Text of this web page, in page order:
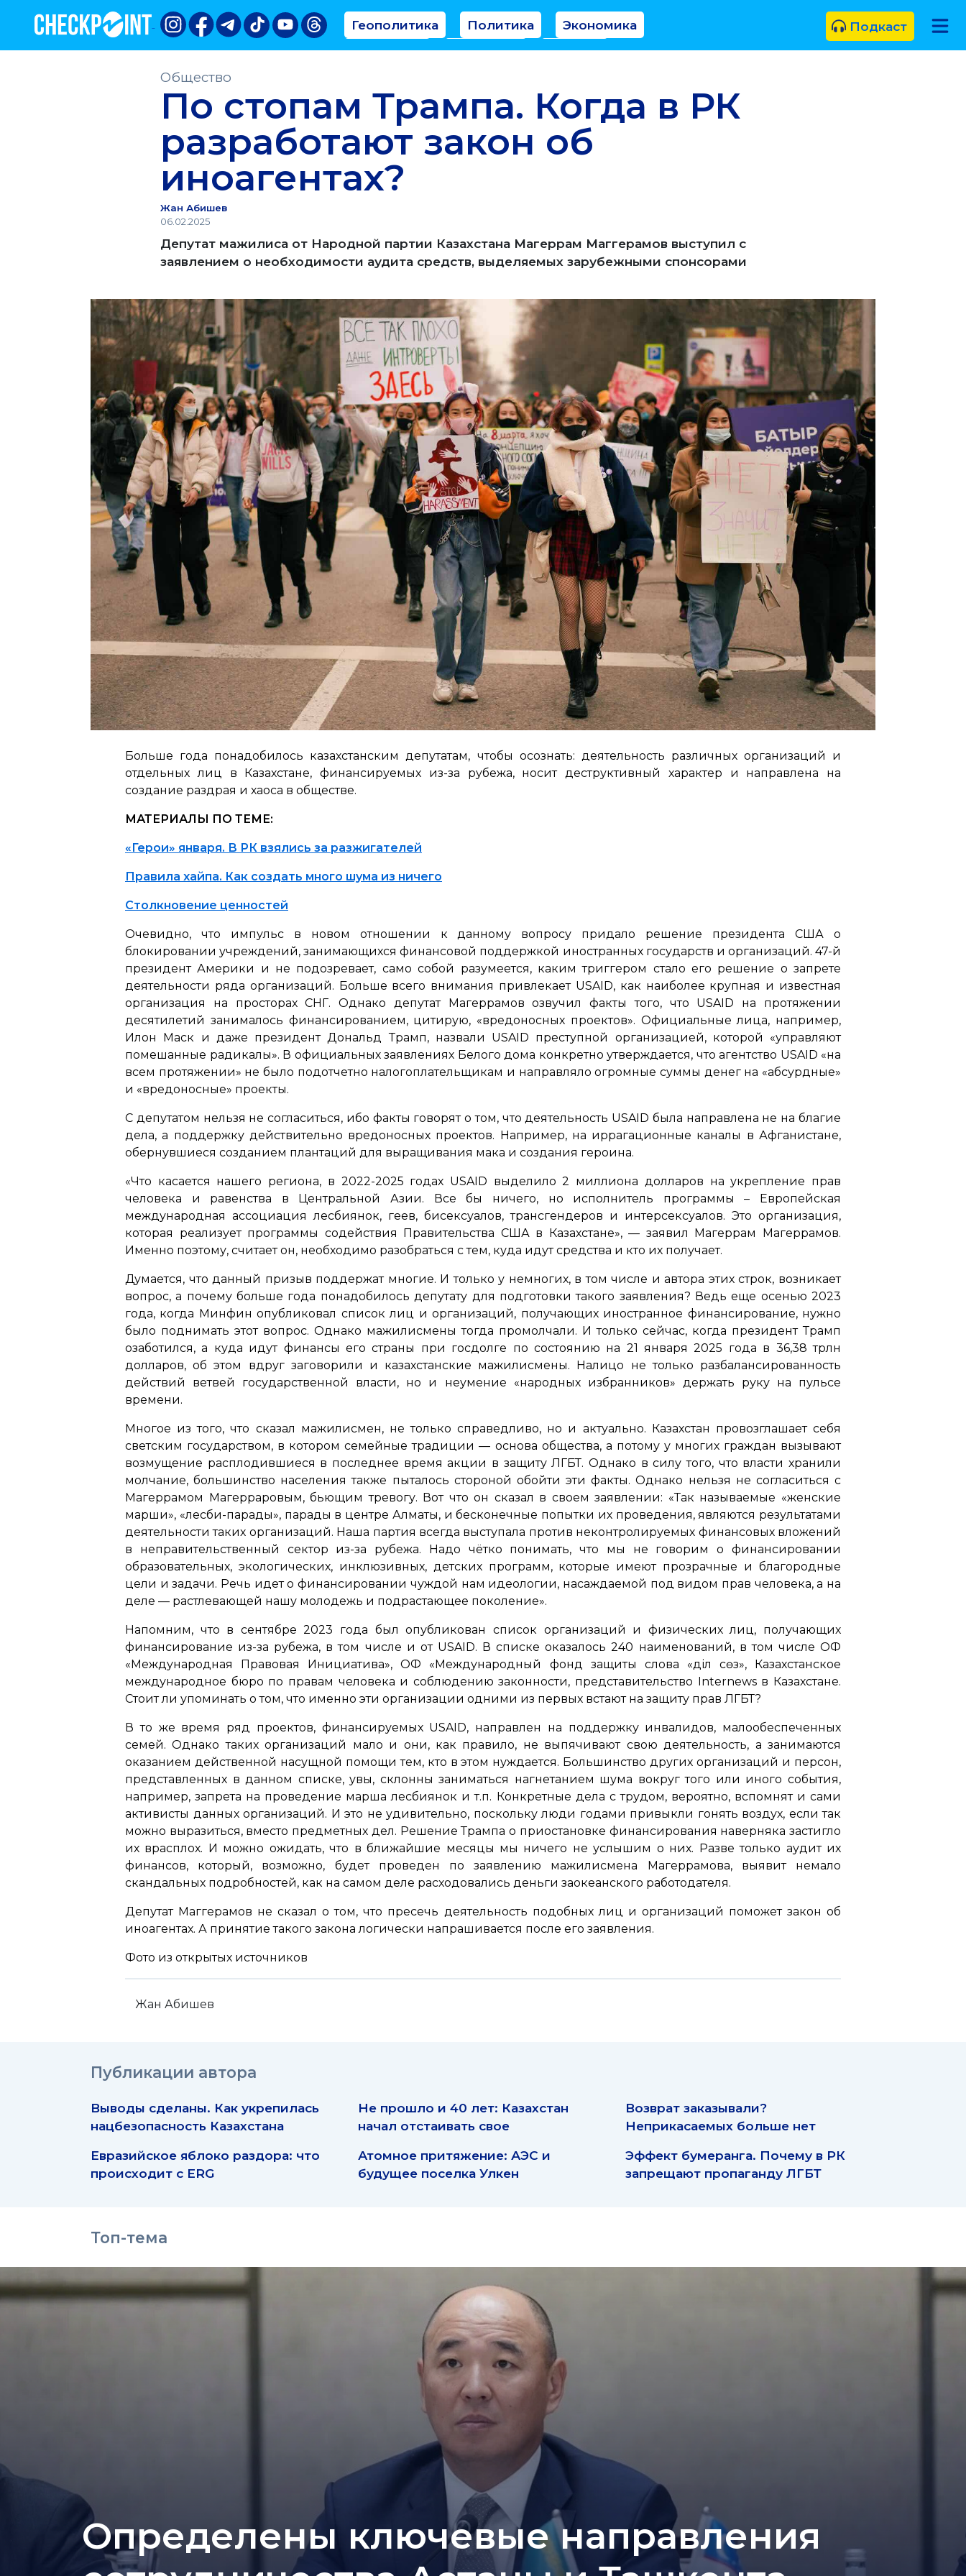
Геополитика Политика
Экономика
Аналитика
Интервью Мнение
Подкаст
Общество
По стопам Трампа. Когда в РК
разработают закон об
иноагентах?
Жан Абишев
06.02.2025
Депутат мажилиса от Народной партии Казахстана Магеррам Маггерамов выступил с
заявлением о необходимости аудита средств, выделяемых зарубежными спонсорами
Больше года понадобилось казахстанским депутатам, чтобы осознать: деятельность различных организаций и
отдельных лиц в Казахстане, финансируемых из-за рубежа, носит деструктивный характер и направлена на
создание раздрая и хаоса в обществе.
МАТЕРИАЛЫ ПО ТЕМЕ:
«Герои» января. В РК взялись за разжигателей
Правила хайпа. Как создать много шума из ничего
Столкновение ценностей
Очевидно, что импульс в новом отношении к данному вопросу придало решение президента США о
блокировании учреждений, занимающихся финансовой поддержкой иностранных государств и организаций. 47-й
президент Америки и не подозревает, само собой разумеется, каким триггером стало его решение о запрете
деятельности ряда организаций. Больше всего внимания привлекает USAID, как наиболее крупная и известная
организация на просторах СНГ. Однако депутат Магеррамов озвучил факты того, что USAID на протяжении
десятилетий занималось финансированием, цитирую, «вредоносных проектов». Официальные лица, например,
Илон Маск и даже президент Дональд Трамп, назвали USAID преступной организацией, которой «управляют
помешанные радикалы». В официальных заявлениях Белого дома конкретно утверждается, что агентство USAID «на
всем протяжении» не было подотчетно налогоплательщикам и направляло огромные суммы денег на «абсурдные»
и «вредоносные» проекты.
С депутатом нельзя не согласиться, ибо факты говорят о том, что деятельность USAID была направлена не на благие
дела, а поддержку действительно вредоносных проектов. Например, на иррагационные каналы в Афганистане,
обернувшиеся созданием плантаций для выращивания мака и создания героина.
«Что касается нашего региона, в 2022-2025 годах USAID выделило 2 миллиона долларов на укрепление прав
человека и равенства в Центральной Азии. Все бы ничего, но исполнитель программы – Европейская
международная ассоциация лесбиянок, геев, бисексуалов, трансгендеров и интерсексуалов. Это организация,
которая реализует программы содействия Правительства США в Казахстане», — заявил Магеррам Магеррамов.
Именно поэтому, считает он, необходимо разобраться с тем, куда идут средства и кто их получает.
Думается, что данный призыв поддержат многие. И только у немногих, в том числе и автора этих строк, возникает
вопрос, а почему больше года понадобилось депутату для подготовки такого заявления? Ведь еще осенью 2023
года, когда Минфин опубликовал список лиц и организаций, получающих иностранное финансирование, нужно
было поднимать этот вопрос. Однако мажилисмены тогда промолчали. И только сейчас, когда президент Трамп
озаботился, а куда идут финансы его страны при госдолге по состоянию на 21 января 2025 года в 36,38 трлн
долларов, об этом вдруг заговорили и казахстанские мажилисмены. Налицо не только разбалансированность
действий ветвей государственной власти, но и неумение «народных избранников» держать руку на пульсе
времени.
Многое из того, что сказал мажилисмен, не только справедливо, но и актуально. Казахстан провозглашает себя
светским государством, в котором семейные традиции — основа общества, а потому у многих граждан вызывают
возмущение расплодившиеся в последнее время акции в защиту ЛГБТ. Однако в силу того, что власти хранили
молчание, большинство населения также пыталось стороной обойти эти факты. Однако нельзя не согласиться с
Магеррамом Магерраровым, бьющим тревогу. Вот что он сказал в своем заявлении: «Так называемые «женские
марши», «лесби-парады», парады в центре Алматы, и бесконечные попытки их проведения, являются результатами
деятельности таких организаций. Наша партия всегда выступала против неконтролируемых финансовых вложений
в неправительственный сектор из-за рубежа. Надо чётко понимать, что мы не говорим о финансировании
образовательных, экологических, инклюзивных, детских программ, которые имеют прозрачные и благородные
цели и задачи. Речь идет о финансировании чуждой нам идеологии, насаждаемой под видом прав человека, а на
деле — растлевающей нашу молодежь и подрастающее поколение».
Напомним, что в сентябре 2023 года был опубликован список организаций и физических лиц, получающих
финансирование из-за рубежа, в том числе и от USAID. В списке оказалось 240 наименований, в том числе ОФ
«Международная Правовая Инициатива», ОФ «Международный фонд защиты слова «Әділ сөз», Казахстанское
международное бюро по правам человека и соблюдению законности, представительство Internews в Казахстане.
Стоит ли упоминать о том, что именно эти организации одними из первых встают на защиту прав ЛГБТ?
В то же время ряд проектов, финансируемых USAID, направлен на поддержку инвалидов, малообеспеченных
семей. Однако таких организаций мало и они, как правило, не выпячивают свою деятельность, а занимаются
оказанием действенной насущной помощи тем, кто в этом нуждается. Большинство других организаций и персон,
представленных в данном списке, увы, склонны заниматься нагнетанием шума вокруг того или иного события,
например, запрета на проведение марша лесбиянок и т.п. Конкретные дела с трудом, вероятно, вспомнят и сами
активисты данных организаций. И это не удивительно, поскольку люди годами привыкли гонять воздух, если так
можно выразиться, вместо предметных дел. Решение Трампа о приостановке финансирования наверняка застигло
их врасплох. И можно ожидать, что в ближайшие месяцы мы ничего не услышим о них. Разве только аудит их
финансов, который, возможно, будет проведен по заявлению мажилисмена Магеррамова, выявит немало
скандальных подробностей, как на самом деле расходовались деньги заокеанского работодателя.
Депутат Маггерамов не сказал о том, что пресечь деятельность подобных лиц и организаций поможет закон об
иноагентах. А принятие такого закона логически напрашивается после его заявления.
Фото из открытых источников
Жан Абишев
Публикации автора
Выводы сделаны. Как укрепилась
нацбезопасность Казахстана
Не прошло и 40 лет: Казахстан
начал отстаивать свое
Возврат заказывали?
Неприкасаемых больше нет
Евразийское яблоко раздора: что
происходит с ERG
Атомное притяжение: АЭС и
будущее поселка Улкен
Эффект бумеранга. Почему в РК
запрещают пропаганду ЛГБТ
Топ-тема
Определены ключевые направления